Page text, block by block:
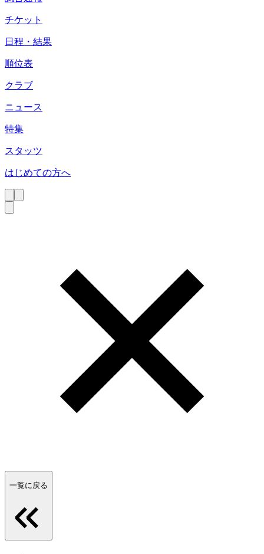
チケット
日程・結果
順位表
クラブ
ニュース
特集
スタッツ
はじめての方へ
一覧に戻る